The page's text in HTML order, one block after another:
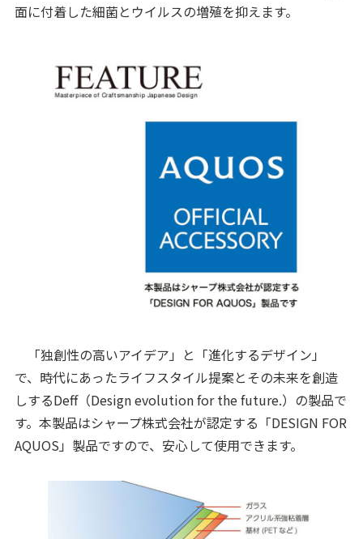
面に付着した細菌とウイルスの増殖を抑えます。
「独創性の高いアイデア」と「進化するデザイン」
で、時代にあったライフスタイル提案とその未来を創造
しするDeff（Design evolution for the future.）の製品で
す。本製品はシャープ株式会社が認定する「DESIGN FOR
AQUOS」製品ですので、安心して使用できます。